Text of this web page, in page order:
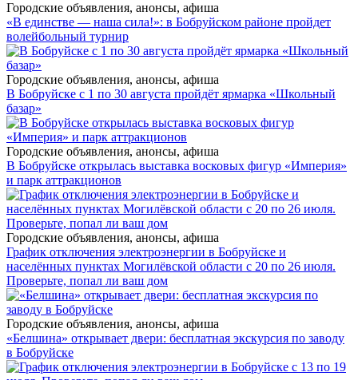
Городские объявления, анонсы, афиша
«В единстве — наша сила!»: в Бобруйском районе пройдет
волейбольный турнир
Городские объявления, анонсы, афиша
В Бобруйске с 1 по 30 августа пройдёт ярмарка «Школьный
базар»
Городские объявления, анонсы, афиша
В Бобруйске открылась выставка восковых фигур «Империя»
и парк аттракционов
Городские объявления, анонсы, афиша
График отключения электроэнергии в Бобруйске и
населённых пунктах Могилёвской области с 20 по 26 июля.
Проверьте, попал ли ваш дом
Городские объявления, анонсы, афиша
«Белшина» открывает двери: бесплатная экскурсия по заводу
в Бобруйске